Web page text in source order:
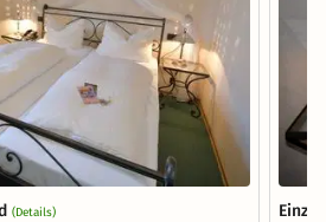
(Details)